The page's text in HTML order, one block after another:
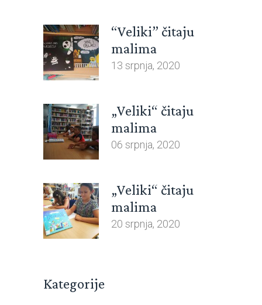
“Veliki” čitaju
malima
13 srpnja, 2020
„Veliki“ čitaju
malima
06 srpnja, 2020
„Veliki“ čitaju
malima
20 srpnja, 2020
Kategorije